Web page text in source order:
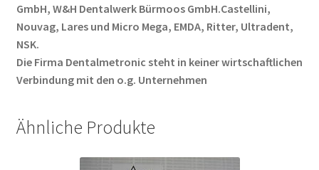
GmbH, W&H Dentalwerk Bürmoos GmbH.Castellini,
Nouvag, Lares und Micro Mega, EMDA, Ritter, Ultradent,
NSK.
Die Firma Dentalmetronic steht in keiner wirtschaftlichen
Verbindung mit den o.g. Unternehmen
Ähnliche Produkte